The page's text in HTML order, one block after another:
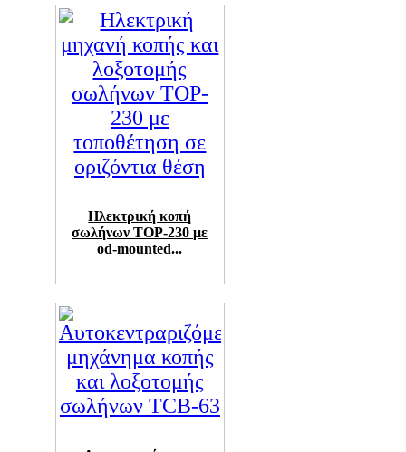
Ηλεκτρική κοπή
σωλήνων TOP-230 με
od-mounted...